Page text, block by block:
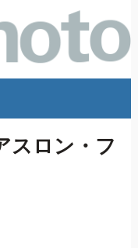
スロン・フ